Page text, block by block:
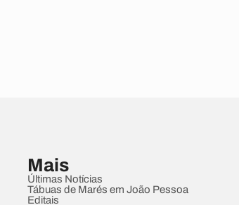
Mais
Últimas Notícias
Tábuas de Marés em João Pessoa
Editais